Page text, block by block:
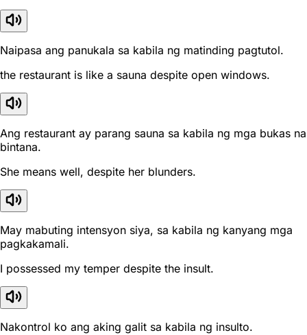
Naipasa ang panukala sa kabila ng matinding pagtutol.
the restaurant is like a sauna despite open windows.
Ang restaurant ay parang sauna sa kabila ng mga bukas na
bintana.
She means well, despite her blunders.
May mabuting intensyon siya, sa kabila ng kanyang mga
pagkakamali.
I possessed my temper despite the insult.
Nakontrol ko ang aking galit sa kabila ng insulto.